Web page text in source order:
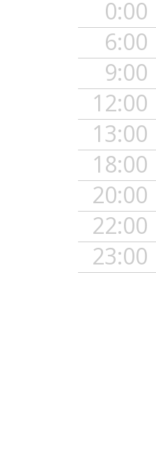
0:00
6:00
9:00
12:00
13:00
18:00
20:00
22:00
23:00